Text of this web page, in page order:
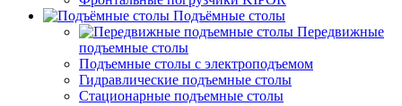
Подъёмные столы
Передвижные
подъемные столы
Подъемные столы с электроподъемом
Гидравлические подъемные столы
Стационарные подъемные столы